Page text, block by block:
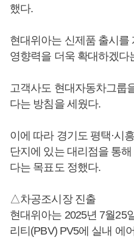
했다.
현대위아는 신제품 출시를
영향력을 더욱 확대하겠다
고객사도 현대자동차그룹
다는 방침을 세웠다.
이에 따라 경기도 평택·시
단지에 있는 대리점을 통
다는 목표도 정했다.
△차공조시장 진출
현대위아는 2025년 7월25
리티(PBV) PV5에 실내 에